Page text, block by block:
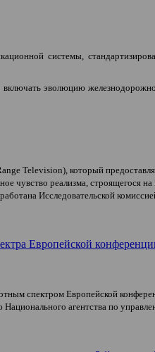
системы,
включать эволюцию
Television), который
чувство реализма, строящегося
Исследовательской
Европейской
спектром Европейской
агентства по